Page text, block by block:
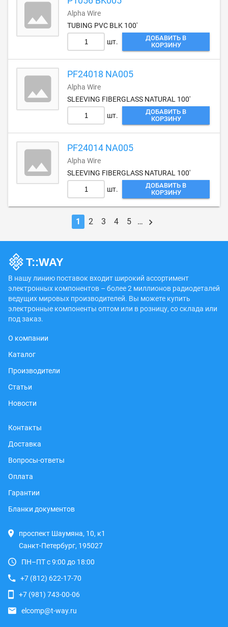
Alpha Wire
TUBING PVC BLK 100'
шт.
ДОБАВИТЬ В
КОРЗИНУ
PF24018 NA005
Alpha Wire
SLEEVING FIBERGLASS NATURAL 100'
шт.
ДОБАВИТЬ В
КОРЗИНУ
PF24014 NA005
Alpha Wire
SLEEVING FIBERGLASS NATURAL 100'
шт.
ДОБАВИТЬ В
КОРЗИНУ
1 2 3 4 5 …
В нашу линию поставок входит широкий ассортимент
электронных компонентов – более 2 миллионов радиодеталей
ведущих мировых производителей. Вы можете купить
электронные компоненты оптом или в розницу, со склада или
под заказ.
О компании
Каталог
Производители
Статьи
Новости
Контакты
Доставка
Вопросы-ответы
Оплата
Гарантии
Бланки документов
проспект Шаумяна, 10, к1
Санкт-Петербург, 195027
ПН–ПТ с 9:00 до 18:00
+7 (812) 622-17-70
+7 (981) 743-00-06
elcomp@t-way.ru